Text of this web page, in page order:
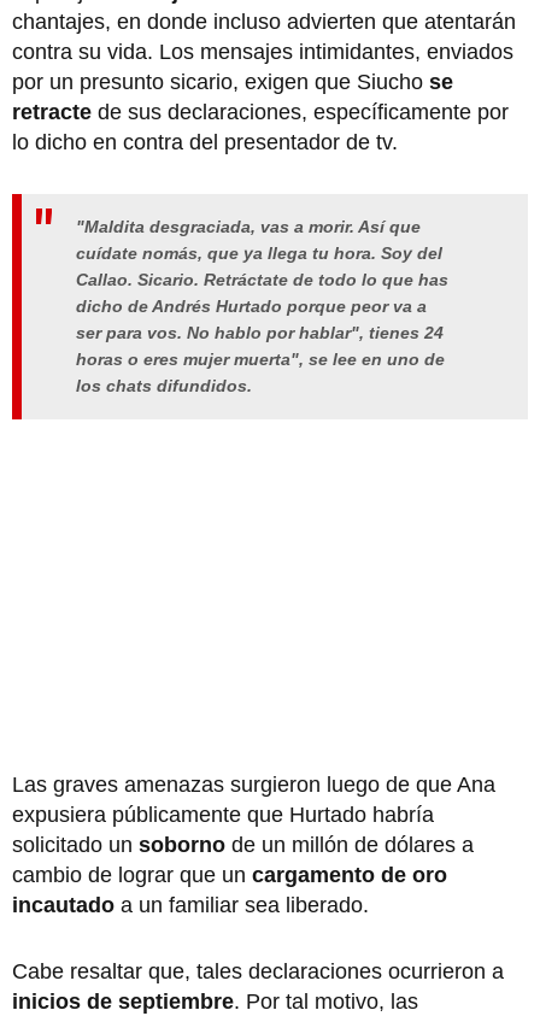
chantajes, en donde incluso advierten que atentarán
contra su vida. Los mensajes intimidantes, enviados
por un presunto sicario, exigen que Siucho se
retracte de sus declaraciones, específicamente por
lo dicho en contra del presentador de tv.
"Maldita desgraciada, vas a morir. Así que
cuídate nomás, que ya llega tu hora. Soy del
Callao. Sicario. Retráctate de todo lo que has
dicho de Andrés Hurtado porque peor va a
ser para vos. No hablo por hablar", tienes 24
horas o eres mujer muerta", se lee en uno de
los chats difundidos.
Las graves amenazas surgieron luego de que Ana
expusiera públicamente que Hurtado habría
solicitado un soborno de un millón de dólares a
cambio de lograr que un cargamento de oro
incautado a un familiar sea liberado.
Cabe resaltar que, tales declaraciones ocurrieron a
inicios de septiembre. Por tal motivo, las